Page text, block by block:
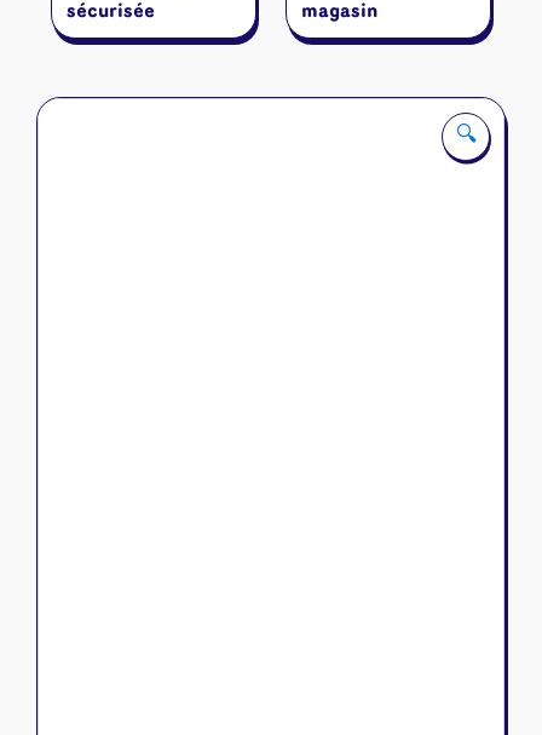
🔍
sécurisée
magasin